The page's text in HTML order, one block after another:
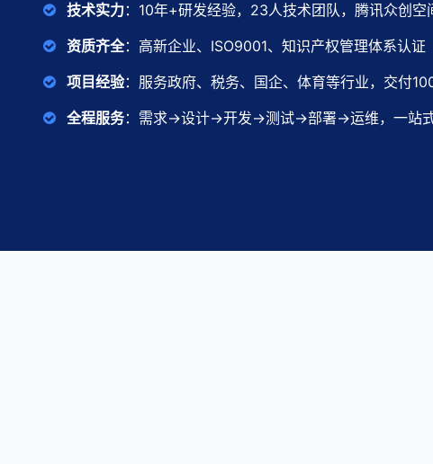
技术实力：10年+研发经验，23人技术团队，腾讯众创空
资质齐全：高新企业、ISO9001、知识产权管理体系认证
项目经验：服务政府、税务、国企、体育等行业，交付
全程服务：需求→设计→开发→测试→部署→运维，一站